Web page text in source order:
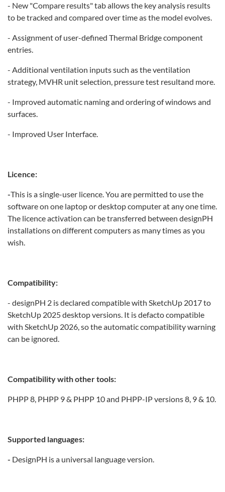
- New "Compare results" tab allows the key analysis results
to be tracked and compared over time as the model evolves.
- Assignment of user-defined Thermal Bridge component
entries.
- Additional ventilation inputs such as the ventilation
strategy, MVHR unit selection, pressure test resultand more.
- Improved automatic naming and ordering of windows and
surfaces.
- Improved User Interface.
Licence:
-This is a single-user licence. You are permitted to use the
software on one laptop or desktop computer at any one time.
The licence activation can be transferred between designPH
installations on different computers as many times as you
wish.
Compatibility:
- designPH 2 is declared compatible with SketchUp 2017 to
SketchUp 2025 desktop versions. It is defacto compatible
with SketchUp 2026, so the automatic compatibility warning
can be ignored.
Compatibility with other tools:
PHPP 8, PHPP 9 & PHPP 10 and PHPP-IP versions 8, 9 & 10.
Supported languages:
- DesignPH is a universal language version.